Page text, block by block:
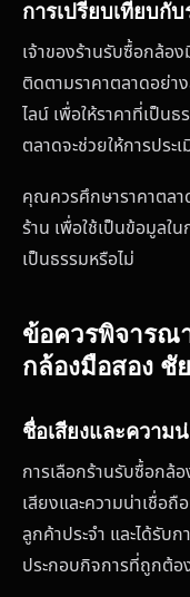
การเปรียบเทียบกั
เจ้าของร้านรับซื้อกล้อ
ติดตามราคาตลาดอย่า
ไลน์ เพื่อให้ราคาที่เป็น
ตลาดจะช่วยให้การประ
คุณควรศึกษาราคาตล
ร้าน เพื่อใช้เป็นข้อมูลใ
เป็นธรรมหรือไม่
ข้อควรพิจารณ
กล้องมือสอง ชั
ชื่อเสียงและความ
การเลือกร้านรับซื้อกล้
เสียงและความน่าเชื่อ
ลูกค้าประจำ และได้รับ
ประกอบกิจการที่ถูกต้